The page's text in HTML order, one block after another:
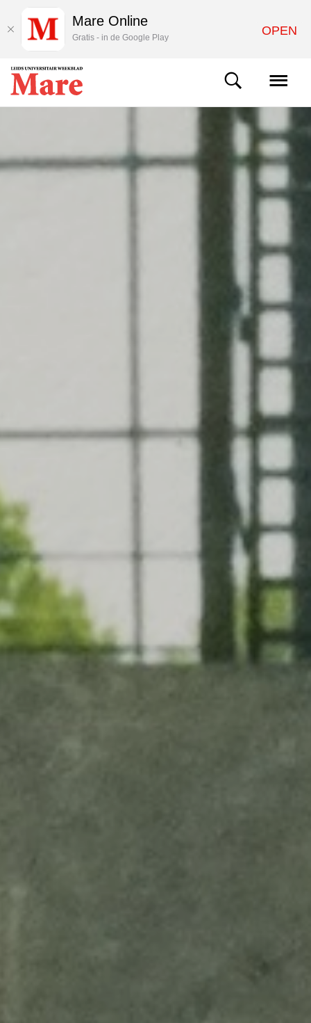
Mare Online
Gratis - in de Google Play OPEN